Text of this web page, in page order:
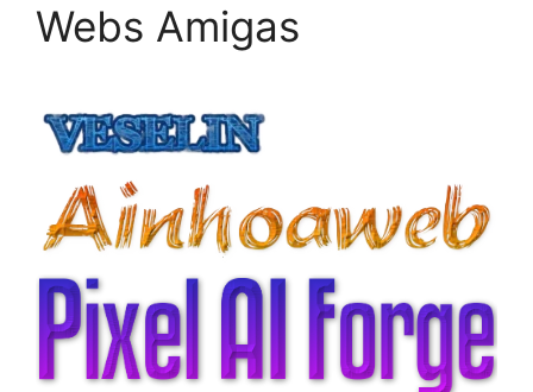
Webs Amigas